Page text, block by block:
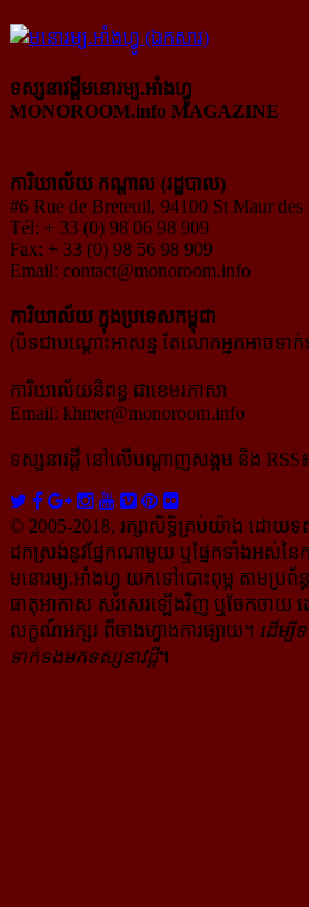
ទស្សនាវដ្ដីមនោរម្យ.អាំងហ្វូ
MONOROOM.info MAGAZINE
ការិយាល័យ កណ្ដាល (រដ្ឋបាល)
#6 Rue de Breteuil, 94100 St Maur des
Tél: + 33 (0) 98 06 98 909
Fax: + 33 (0) 98 56 98 909
Email: contact@monoroom.info
ការិយាល័យ ក្នុង​ប្រទេស​កម្ពុជា
(បិទជាបណ្ដោះអាសន្ន តែលោកអ្នកអាចទា
ការិយាល័យនិពន្ធ ជាខេមរភាសា
Email: khmer@monoroom.info
ទស្សនាវដ្ដី​ នៅលើបណ្ដាញសង្គម និង RSS៖
© 2005-2018, រក្សាសិទ្ធិគ្រប់យ៉ាង ដោយទ
ដក​ស្រង់​នូវ​ផ្នែក​ណា​មួយ​ ឬ​ផ្នែក​ទាំង​អស់​នៃ​ក
មនោរម្យ.អាំងហ្វូ យក​ទៅ​​បោះពុម្ព តាម​ប្រព័
ធាតុអាកាស សរសេរ​ឡើង​វិញ ឬ​ចែក​ចាយ​
លក្ខណ៍​អក្សរ​ ពី​ចាងហ្វាង​ការ​ផ្សាយ​។ ដើម្បី​
ទាក់​ទង​មក​ទស្សនាវដ្ដី។